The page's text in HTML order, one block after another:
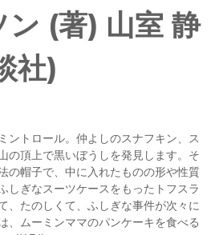
(著) 山室 静
社)
ントロール。仲よしのスナフキン、ス
の頂上で黒いぼうしを発見します。そ
の帽子で、中に入れたものの形や性質
しぎなスーツケースをもったトフスラ
、たのしくて、ふしぎな事件が次々に
、ムーミンママのパンケーキを食べる